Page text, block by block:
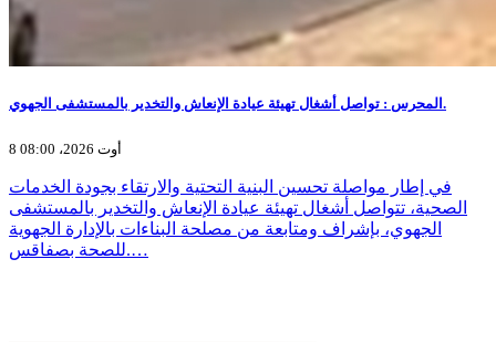
المحرس : تواصل أشغال تهيئة عيادة الإنعاش والتخدير بالمستشفى الجهوي.
8 أوت 2026، 08:00
في إطار مواصلة تحسين البنية التحتية والارتقاء بجودة الخدمات
الصحية، تتواصل أشغال تهيئة عيادة الإنعاش والتخدير بالمستشفى
الجهوي، بإشراف ومتابعة من مصلحة البناءات بالإدارة الجهوية
للصحة بصفاقس.…